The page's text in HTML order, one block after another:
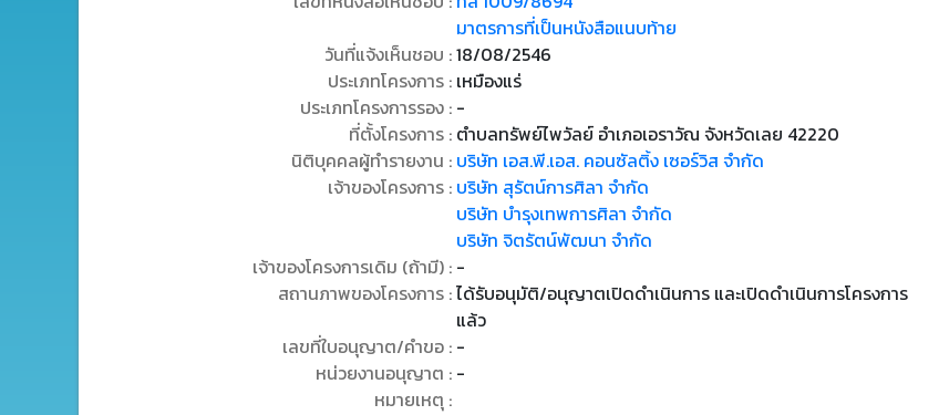
มาตรการที่เป็นหนังสือแนบท้าย
วันที่แจ้งเห็นชอบ :18/08/2546
ประเภทโครงการ : เหมืองแร่
ประเภทโครงการรอง : -
ที่ตั้งโครงการ : ตำบลทรัพย์ไพวัลย์ อำเภอเอราวัณ จังหวัดเลย 42220
นิติบุคคลผู้ทำรายงาน : บริษัท เอส.พี.เอส. คอนซัลติ้ง เซอร์วิส จำกัด
เจ้าของโครงการ : บริษัท สุรัตน์การศิลา จำกัด
บริษัท บำรุงเทพการศิลา จำกัด
บริษัท จิตรัตน์พัฒนา จำกัด
เจ้าของโครงการเดิม (ถ้ามี) : -
สถานภาพของโครงการ :ได้รับอนุมัติ/อนุญาตเปิดดำเนินการ และเปิดดำเนินการโครงการ
แล้ว
เลขที่ใบอนุญาต/คำขอ : -
หน่วยงานอนุญาต : -
หมายเหตุ :